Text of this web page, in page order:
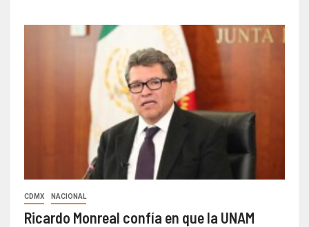
CDMX NACIONAL
Ricardo Monreal confía en que la UNAM